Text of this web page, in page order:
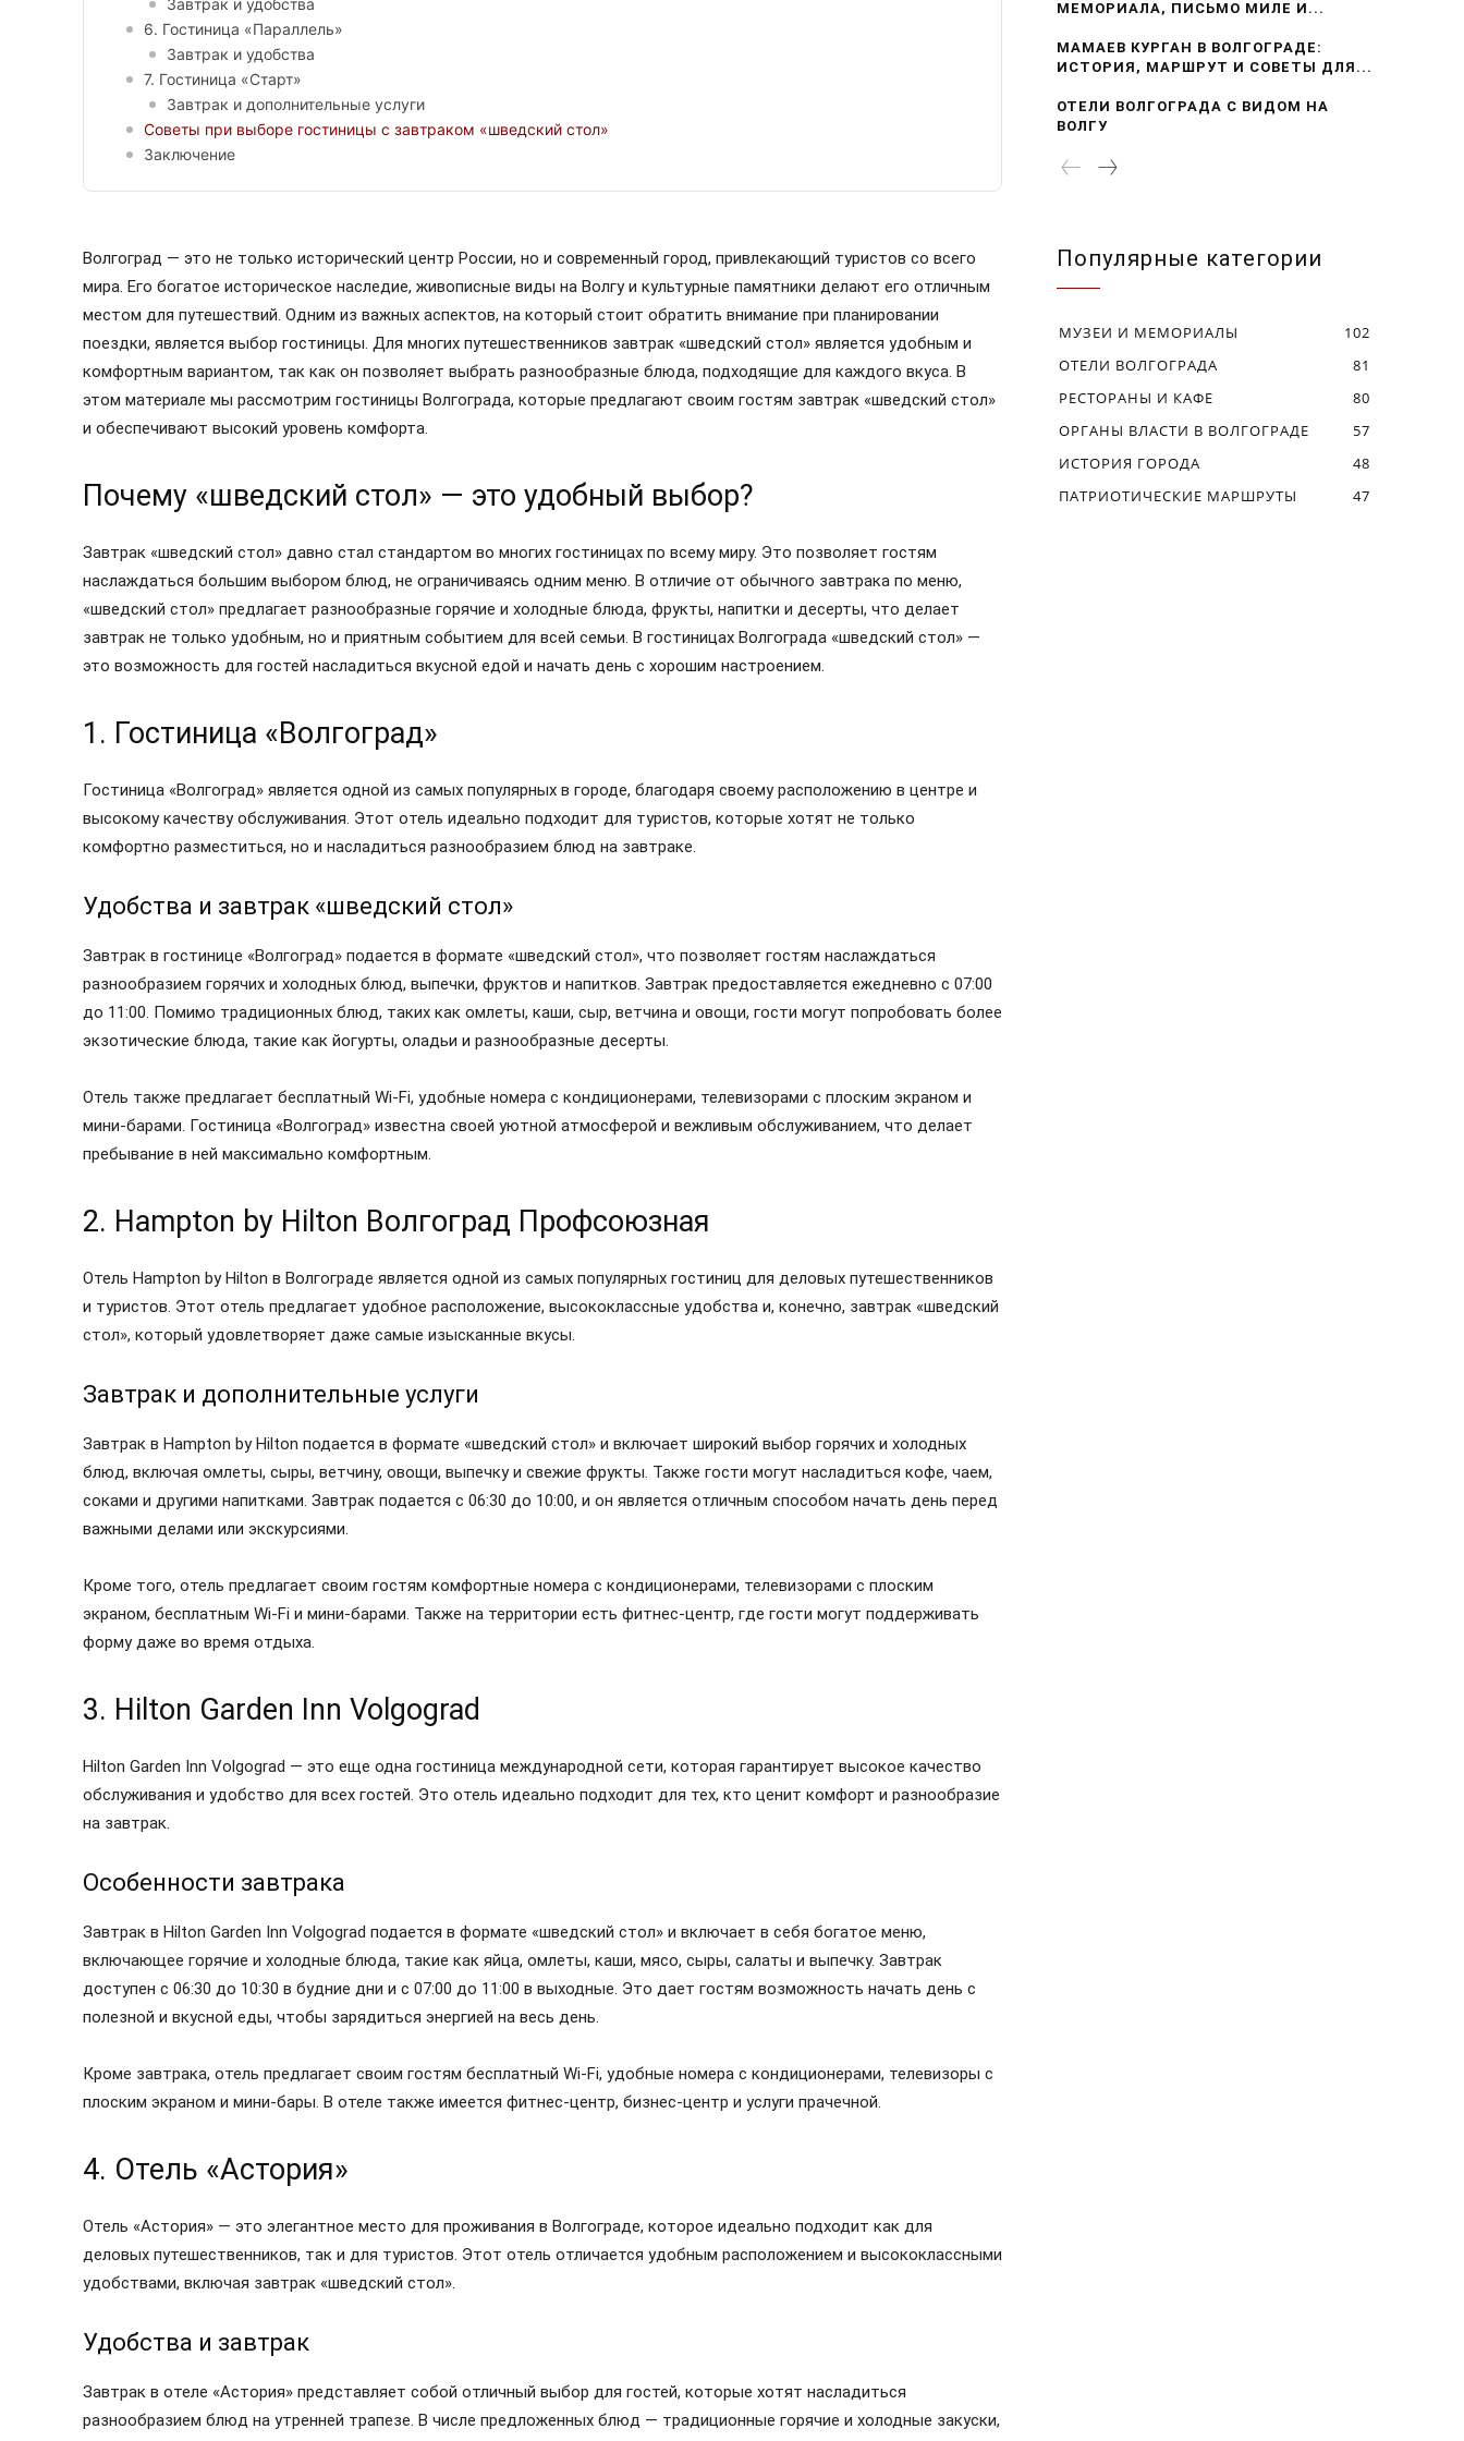
Завтрак и удобства
6. Гостиница «Параллель»
Завтрак и удобства
7. Гостиница «Старт»
Завтрак и дополнительные услуги
Советы при выборе гостиницы с завтраком «шведский стол»
Заключение
Волгоград — это не только исторический центр России, но и современный город, привлекающий туристов со всего
мира. Его богатое историческое наследие, живописные виды на Волгу и культурные памятники делают его отличным
местом для путешествий. Одним из важных аспектов, на который стоит обратить внимание при планировании
поездки, является выбор гостиницы. Для многих путешественников завтрак «шведский стол» является удобным и
комфортным вариантом, так как он позволяет выбрать разнообразные блюда, подходящие для каждого вкуса. В
этом материале мы рассмотрим гостиницы Волгограда, которые предлагают своим гостям завтрак «шведский стол»
и обеспечивают высокий уровень комфорта.
Почему «шведский стол» — это удобный выбор?
Завтрак «шведский стол» давно стал стандартом во многих гостиницах по всему миру. Это позволяет гостям
наслаждаться большим выбором блюд, не ограничиваясь одним меню. В отличие от обычного завтрака по меню,
«шведский стол» предлагает разнообразные горячие и холодные блюда, фрукты, напитки и десерты, что делает
завтрак не только удобным, но и приятным событием для всей семьи. В гостиницах Волгограда «шведский стол» —
это возможность для гостей насладиться вкусной едой и начать день с хорошим настроением.
1. Гостиница «Волгоград»
Гостиница «Волгоград» является одной из самых популярных в городе, благодаря своему расположению в центре и
высокому качеству обслуживания. Этот отель идеально подходит для туристов, которые хотят не только
комфортно разместиться, но и насладиться разнообразием блюд на завтраке.
Удобства и завтрак «шведский стол»
Завтрак в гостинице «Волгоград» подается в формате «шведский стол», что позволяет гостям наслаждаться
разнообразием горячих и холодных блюд, выпечки, фруктов и напитков. Завтрак предоставляется ежедневно с 07:00
до 11:00. Помимо традиционных блюд, таких как омлеты, каши, сыр, ветчина и овощи, гости могут попробовать более
экзотические блюда, такие как йогурты, оладьи и разнообразные десерты.
Отель также предлагает бесплатный Wi-Fi, удобные номера с кондиционерами, телевизорами с плоским экраном и
мини-барами. Гостиница «Волгоград» известна своей уютной атмосферой и вежливым обслуживанием, что делает
пребывание в ней максимально комфортным.
2. Hampton by Hilton Волгоград Профсоюзная
Отель Hampton by Hilton в Волгограде является одной из самых популярных гостиниц для деловых путешественников
и туристов. Этот отель предлагает удобное расположение, высококлассные удобства и, конечно, завтрак «шведский
стол», который удовлетворяет даже самые изысканные вкусы.
Завтрак и дополнительные услуги
Завтрак в Hampton by Hilton подается в формате «шведский стол» и включает широкий выбор горячих и холодных
блюд, включая омлеты, сыры, ветчину, овощи, выпечку и свежие фрукты. Также гости могут насладиться кофе, чаем,
соками и другими напитками. Завтрак подается с 06:30 до 10:00, и он является отличным способом начать день перед
важными делами или экскурсиями.
Кроме того, отель предлагает своим гостям комфортные номера с кондиционерами, телевизорами с плоским
экраном, бесплатным Wi-Fi и мини-барами. Также на территории есть фитнес-центр, где гости могут поддерживать
форму даже во время отдыха.
3. Hilton Garden Inn Volgograd
Hilton Garden Inn Volgograd — это еще одна гостиница международной сети, которая гарантирует высокое качество
обслуживания и удобство для всех гостей. Это отель идеально подходит для тех, кто ценит комфорт и разнообразие
на завтрак.
Особенности завтрака
Завтрак в Hilton Garden Inn Volgograd подается в формате «шведский стол» и включает в себя богатое меню,
включающее горячие и холодные блюда, такие как яйца, омлеты, каши, мясо, сыры, салаты и выпечку. Завтрак
доступен с 06:30 до 10:30 в будние дни и с 07:00 до 11:00 в выходные. Это дает гостям возможность начать день с
полезной и вкусной еды, чтобы зарядиться энергией на весь день.
Кроме завтрака, отель предлагает своим гостям бесплатный Wi-Fi, удобные номера с кондиционерами, телевизоры с
плоским экраном и мини-бары. В отеле также имеется фитнес-центр, бизнес-центр и услуги прачечной.
4. Отель «Астория»
Отель «Астория» — это элегантное место для проживания в Волгограде, которое идеально подходит как для
деловых путешественников, так и для туристов. Этот отель отличается удобным расположением и высококлассными
удобствами, включая завтрак «шведский стол».
Удобства и завтрак
Завтрак в отеле «Астория» представляет собой отличный выбор для гостей, которые хотят насладиться
разнообразием блюд на утренней трапезе. В числе предложенных блюд — традиционные горячие и холодные закуски,
МЕМОРИАЛА, ПИСЬМО МИЛЕ И...
МАМАЕВ КУРГАН В ВОЛГОГРАДЕ:
ИСТОРИЯ, МАРШРУТ И СОВЕТЫ ДЛЯ...
ОТЕЛИ ВОЛГОГРАДА С ВИДОМ НА
ВОЛГУ
Популярные категории
МУЗЕИ И МЕМОРИАЛЫ
102
ОТЕЛИ ВОЛГОГРАДА
81
РЕСТОРАНЫ И КАФЕ
80
ОРГАНЫ ВЛАСТИ В ВОЛГОГРАДЕ
57
ИСТОРИЯ ГОРОДА
48
ПАТРИОТИЧЕСКИЕ МАРШРУТЫ
47